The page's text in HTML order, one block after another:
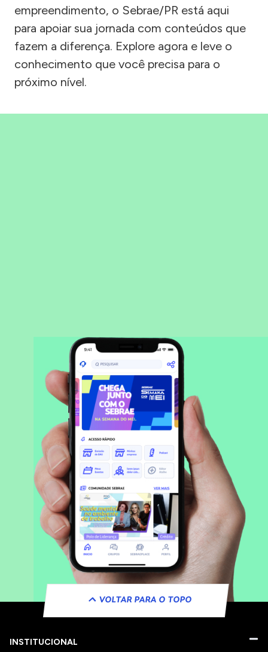
empreendimento, o Sebrae/PR está aqui
para apoiar sua jornada com conteúdos que
fazem a diferença. Explore agora e leve o
conhecimento que você precisa para o
próximo nível.
VOLTAR PARA O TOPO
INSTITUCIONAL